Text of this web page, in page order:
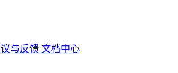
与反馈 文档中心